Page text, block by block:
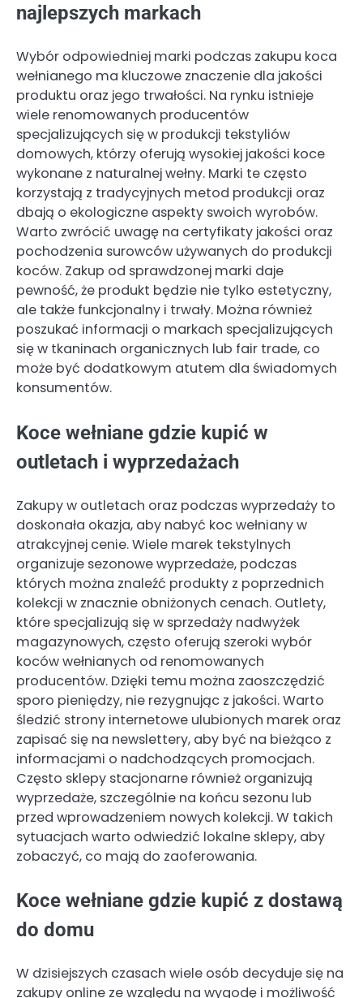
najlepszych markach
Wybór odpowiedniej marki podczas zakupu koca
wełnianego ma kluczowe znaczenie dla jakości
produktu oraz jego trwałości. Na rynku istnieje
wiele renomowanych producentów
specjalizujących się w produkcji tekstyliów
domowych, którzy oferują wysokiej jakości koce
wykonane z naturalnej wełny. Marki te często
korzystają z tradycyjnych metod produkcji oraz
dbają o ekologiczne aspekty swoich wyrobów.
Warto zwrócić uwagę na certyfikaty jakości oraz
pochodzenia surowców używanych do produkcji
koców. Zakup od sprawdzonej marki daje
pewność, że produkt będzie nie tylko estetyczny,
ale także funkcjonalny i trwały. Można również
poszukać informacji o markach specjalizujących
się w tkaninach organicznych lub fair trade, co
może być dodatkowym atutem dla świadomych
konsumentów.
Koce wełniane gdzie kupić w
outletach i wyprzedażach
Zakupy w outletach oraz podczas wyprzedaży to
doskonała okazja, aby nabyć koc wełniany w
atrakcyjnej cenie. Wiele marek tekstylnych
organizuje sezonowe wyprzedaże, podczas
których można znaleźć produkty z poprzednich
kolekcji w znacznie obniżonych cenach. Outlety,
które specjalizują się w sprzedaży nadwyżek
magazynowych, często oferują szeroki wybór
koców wełnianych od renomowanych
producentów. Dzięki temu można zaoszczędzić
sporo pieniędzy, nie rezygnując z jakości. Warto
śledzić strony internetowe ulubionych marek oraz
zapisać się na newslettery, aby być na bieżąco z
informacjami o nadchodzących promocjach.
Często sklepy stacjonarne również organizują
wyprzedaże, szczególnie na końcu sezonu lub
przed wprowadzeniem nowych kolekcji. W takich
sytuacjach warto odwiedzić lokalne sklepy, aby
zobaczyć, co mają do zaoferowania.
Koce wełniane gdzie kupić z dostawą
do domu
W dzisiejszych czasach wiele osób decyduje się na
zakupy online ze względu na wygodę i możliwość